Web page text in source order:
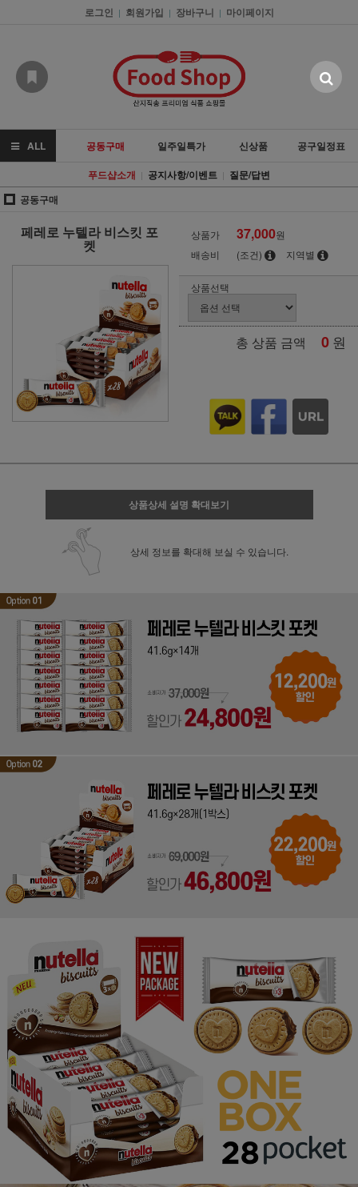
로그인 | 회원가입 | 장바구니 | 마이페이지
ALL 공동구매 일주일특가 신상품
공구일정표
푸드샵소개 | 공지사항/이벤트 | 질문/답변
공동구매
페레로 누텔라 비스킷 포
켓
상품가 37,000원
배송비
(조건) 지역별
상품선택
총 상품 금액 0 원
상품상세 설명 확대보기
상세 정보를 확대해 보실 수 있습니다.